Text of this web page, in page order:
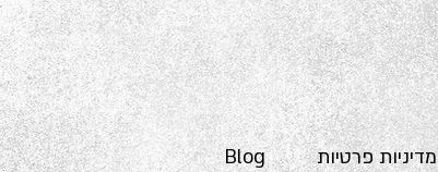
מדיניות פרטיות Blog